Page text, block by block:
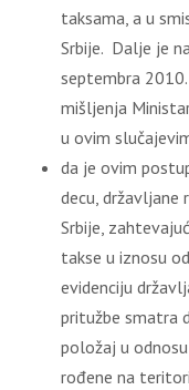
taksama, a u
Srbije. Dalje je
septembra
mišljenja
u ovim
da je ovim
decu, državljane
Srbije,
takse u iznosu
evidenciju
pritužbe smatra
položaj u
rođene na